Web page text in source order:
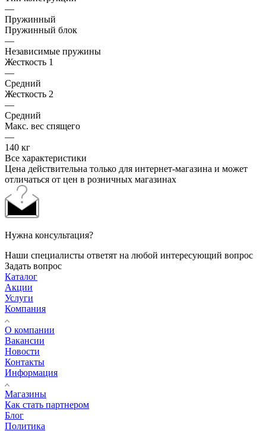
—
Пружинный
Пружинный блок
—
Независимые пружины
Жесткость 1
—
Средний
Жесткость 2
—
Средний
Макс. вес спящего
—
140 кг
Все характеристики
Цена действительна только для интернет-магазина и может
отличаться от цен в розничных магазинах
Нужна консультация?
Наши специалисты ответят на любой интересующий вопрос
Задать вопрос
Каталог
Акции
Услуги
Компания
О компании
Вакансии
Новости
Контакты
Информация
Магазины
Как стать партнером
Блог
Политика